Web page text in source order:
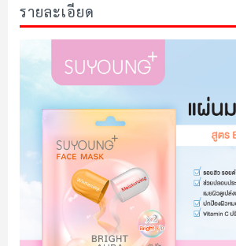
รายละเอียด